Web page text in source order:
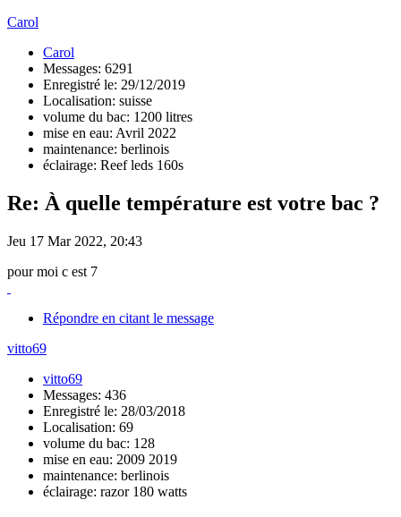
Carol
Carol
Messages: 6291
Enregistré le: 29/12/2019
Localisation: suisse
volume du bac: 1200 litres
mise en eau: Avril 2022
maintenance: berlinois
éclairage: Reef leds 160s
Re: À quelle température est votre bac ?
Jeu 17 Mar 2022, 20:43
pour moi c est 7
Répondre en citant le message
vitto69
vitto69
Messages: 436
Enregistré le: 28/03/2018
Localisation: 69
volume du bac: 128
mise en eau: 2009 2019
maintenance: berlinois
éclairage: razor 180 watts